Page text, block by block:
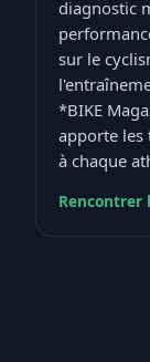
diagnostic
sur le
*BIKE
apporte les
à chaque